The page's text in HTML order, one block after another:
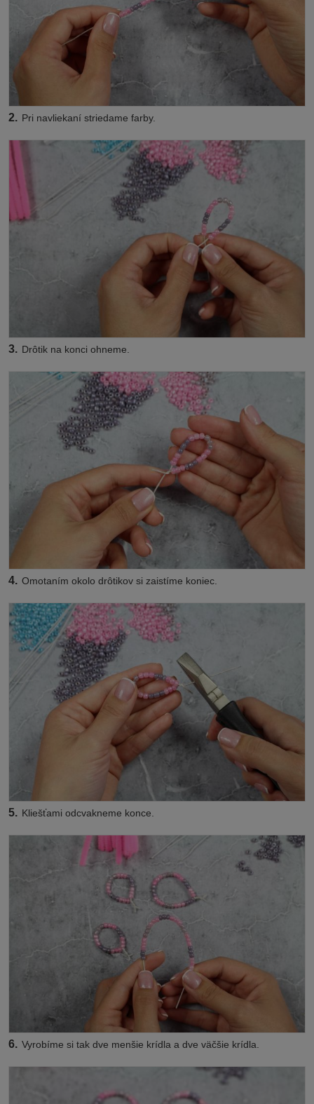
2. Pri navliekaní striedame farby.
3. Drôtik na konci ohneme.
4. Omotaním okolo drôtikov si zaistíme koniec.
5. Kliešťami odcvakneme konce.
6. Vyrobíme si tak dve menšie krídla a dve väčšie krídla.